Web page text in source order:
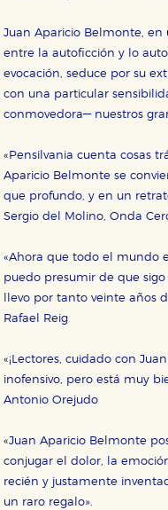
Juan Aparicio Belmonte,
entre la autoficción y lo
evocación, seduce por su
con una particular
conmovedora— nuestros
«Pensilvania cuenta cosas
Aparicio Belmonte se
que profundo, y en un
Sergio del Molino, Onda
«Ahora que todo el mundo
puedo presumir de que sigo
llevo por tanto veinte años
Rafael Reig
«¡Lectores, cuidado con
inofensivo, pero está muy
Antonio Orejudo
«Juan Aparicio Belmonte
conjugar el dolor, la
recién y justamente
un raro regalo».